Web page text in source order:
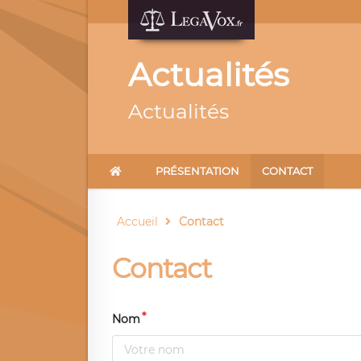
Actualités
Actualités
PRÉSENTATION CONTACT
Accueil Contact
Contact
Nom